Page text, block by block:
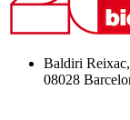
Baldiri
08028